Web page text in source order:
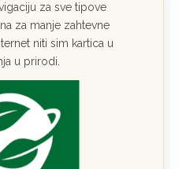
za sve tipove
za manje zahtevne
niti sim kartica u
u prirodi.